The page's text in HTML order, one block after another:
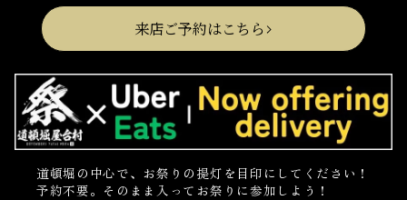
来店ご予約はこちら
道頓堀の中心で、お祭りの提灯を目印にしてください！
予約不要。そのまま入ってお祭りに参加しよう！